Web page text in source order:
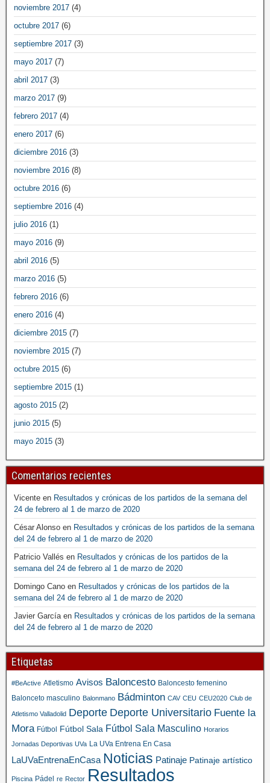
noviembre 2017 (4)
octubre 2017 (6)
septiembre 2017 (3)
mayo 2017 (7)
abril 2017 (3)
marzo 2017 (9)
febrero 2017 (4)
enero 2017 (6)
diciembre 2016 (3)
noviembre 2016 (8)
octubre 2016 (6)
septiembre 2016 (4)
julio 2016 (1)
mayo 2016 (9)
abril 2016 (5)
marzo 2016 (5)
febrero 2016 (6)
enero 2016 (4)
diciembre 2015 (7)
noviembre 2015 (7)
octubre 2015 (6)
septiembre 2015 (1)
agosto 2015 (2)
junio 2015 (5)
mayo 2015 (3)
Comentarios recientes
Vicente en Resultados y crónicas de los partidos de la semana del
24 de febrero al 1 de marzo de 2020
César Alonso en Resultados y crónicas de los partidos de la semana
del 24 de febrero al 1 de marzo de 2020
Patricio Vallés en Resultados y crónicas de los partidos de la
semana del 24 de febrero al 1 de marzo de 2020
Domingo Cano en Resultados y crónicas de los partidos de la
semana del 24 de febrero al 1 de marzo de 2020
Javier García en Resultados y crónicas de los partidos de la semana
del 24 de febrero al 1 de marzo de 2020
Etiquetas
#BeActive Atletismo Avisos Baloncesto Baloncesto femenino
Balonceto masculino Balonmano Bádminton CAV CEU CEU2020 Club de
Atletismo Valladolid Deporte Deporte Universitario Fuente la
Mora Fútbol Fútbol Sala Fútbol Sala Masculino Horarios
Jornadas Deportivas UVa La UVa Entrena En Casa
LaUVaEntrenaEnCasa Noticias Patinaje Patinaje artístico
Piscina Pádel re Rector Resultados